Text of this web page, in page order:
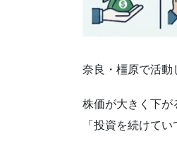
奈良・橿原で活動
株価が大きく下が
「投資を続けて